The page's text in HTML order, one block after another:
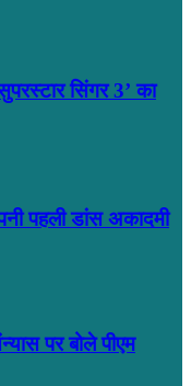
सिंगर 3’ का
पहली डांस अकादमी
पर बोले पीएम